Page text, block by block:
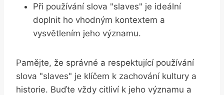
Při používání slova "slaves" je ideální
doplnit ho‍ vhodným kontextem a
vysvětlením jeho významu.
Pamějte, že správné a respektující ⁣používání
slova‍ "slaves" je ‍klíčem k⁣ zachování kultury a
historie. Buďte ⁢vždy ⁤citliví k jeho významu a